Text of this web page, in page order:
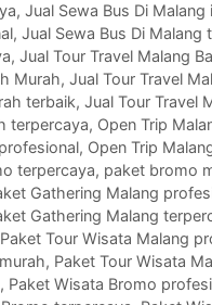
, Jual Sewa Bus Di Malang
, Jual Sewa Bus Di Malang
, Jual Tour Travel Malang
Murah, Jual Tour Travel
terbaik, Jual Tour Travel
terpercaya, Open Trip
, Open Trip
terpercaya, paket bromo
Gathering Malang
Gathering Malang
Paket Tour Wisata Malang
, Paket Tour Wisata
, Paket Wisata Bromo